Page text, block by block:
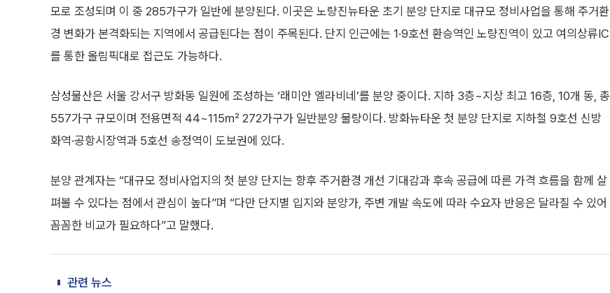
모로 조성되며 이 중 285가구가 일반에 분양된다. 이곳은 노량진뉴타운 초기 분양 단지로 대규모 정비사업을 통해 주거환
경 변화가 본격화되는 지역에서 공급된다는 점이 주목된다. 단지 인근에는 1·9호선 환승역인 노량진역이 있고 여의상류IC
를 통한 올림픽대로 접근도 가능하다.
삼성물산은 서울 강서구 방화동 일원에 조성하는 ‘래미안 엘라비네’를 분양 중이다. 지하 3층~지상 최고 16층, 10개 동, 총
557가구 규모이며 전용면적 44~115㎡ 272가구가 일반분양 물량이다. 방화뉴타운 첫 분양 단지로 지하철 9호선 신방
화역·공항시장역과 5호선 송정역이 도보권에 있다.
분양 관계자는 “대규모 정비사업지의 첫 분양 단지는 향후 주거환경 개선 기대감과 후속 공급에 따른 가격 흐름을 함께 살
펴볼 수 있다는 점에서 관심이 높다”며 “다만 단지별 입지와 분양가, 주변 개발 속도에 따라 수요자 반응은 달라질 수 있어
꼼꼼한 비교가 필요하다”고 말했다.
관련 뉴스